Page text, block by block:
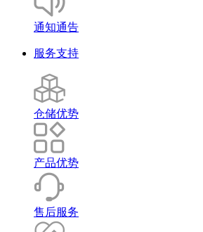
通知通告
服务支持
仓储优势
产品优势
售后服务